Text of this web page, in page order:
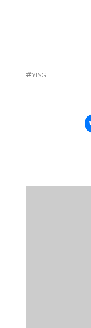
#YISG